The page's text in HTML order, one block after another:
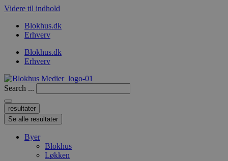
Videre til indhold
Blokhus.dk
Erhverv
Blokhus.dk
Erhverv
Search ...
resultater
Se alle resultater
Byer
Blokhus
Løkken